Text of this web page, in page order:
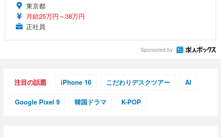
東京都
月給25万円～38万円
正社員
Sponsored by
注目の話題 iPhone 16 こだわりデスクツアー AI
Google Pixel 9 韓国ドラマ K-POP